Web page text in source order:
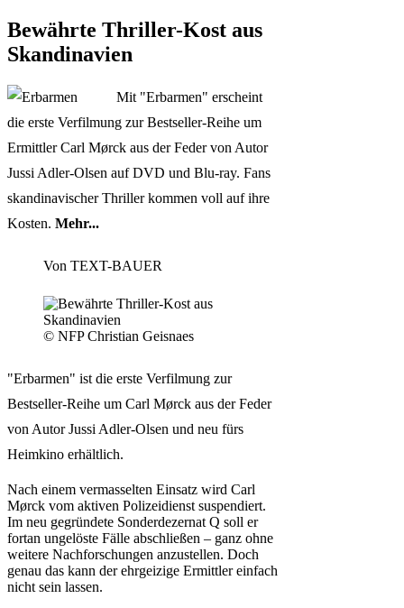
Bewährte Thriller-Kost aus
Skandinavien
Mit "Erbarmen" erscheint
die erste Verfilmung zur Bestseller-Reihe um
Ermittler Carl Mørck aus der Feder von Autor
Jussi Adler-Olsen auf DVD und Blu-ray. Fans
skandinavischer Thriller kommen voll auf ihre
Kosten. Mehr...
Von TEXT-BAUER
© NFP Christian Geisnaes
"Erbarmen" ist die erste Verfilmung zur
Bestseller-Reihe um Carl Mørck aus der Feder
von Autor Jussi Adler-Olsen und neu fürs
Heimkino erhältlich.
Nach einem vermasselten Einsatz wird Carl
Mørck vom aktiven Polizeidienst suspendiert.
Im neu gegründete Sonderdezernat Q soll er
fortan ungelöste Fälle abschließen – ganz ohne
weitere Nachforschungen anzustellen. Doch
genau das kann der ehrgeizige Ermittler einfach
nicht sein lassen.